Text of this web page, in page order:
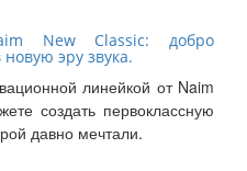
New Classic: добро
эру звука.
линейкой от Naim
создать первоклассную
давно мечтали.